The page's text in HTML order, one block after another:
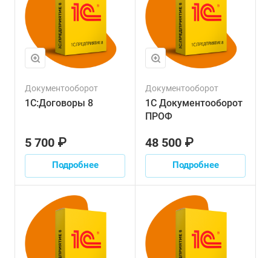
Документооборот
1С:Договоры 8
5 700 ₽
Подробнее
Документооборот
1С Документооборот
ПРОФ
48 500 ₽
Подробнее